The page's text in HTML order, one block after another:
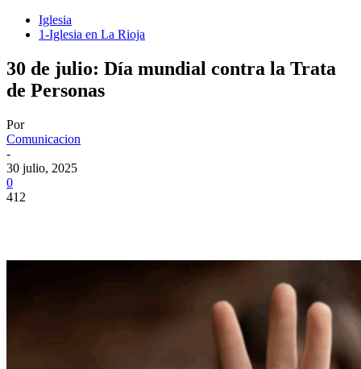
Iglesia
1-Iglesia en La Rioja
30 de julio: Día mundial contra la Trata
de Personas
Por
Comunicacion
-
30 julio, 2025
0
412